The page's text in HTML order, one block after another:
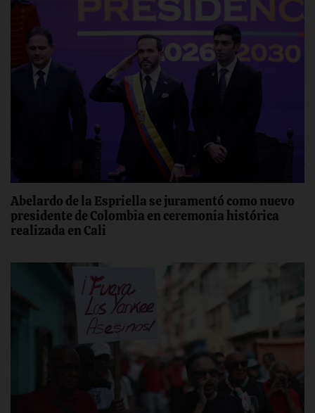
Abelardo de la Espriella se juramentó como nuevo
presidente de Colombia en ceremonia histórica
realizada en Cali